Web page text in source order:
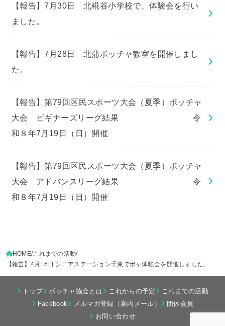
【報告】7月30日 北糀谷小学校で、体験会を行い
ました。
【報告】7月28日 北蒲ボッチャ教室を開催しまし
た。
【報告】第79回区民スポーツ大会（夏季）ボッチャ
大会 ビギナーズリーグ結果 令
和８年7月19日（日）開催
【報告】第79回区民スポーツ大会（夏季）ボッチャ
大会 アドバンスリーグ結果 令
和８年7月19日（日）開催
HOME これまでの活動
【報告】4月16日 シニアステーション千束でボャ体験会を開催しました。
トップ ボッチャ協会とは これからの予定
これまでの活動
Facebook
メルマガ登録（案内メール）
団体会員
お問い合わせ